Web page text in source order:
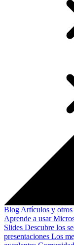
Blog Artículos y otros
Aprende a usar
Slides Descubre los
presentaciones Los